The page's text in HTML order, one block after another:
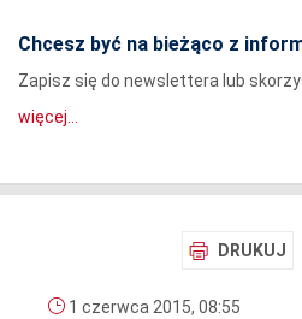
Chcesz być na bieżąco z
Zapisz się do newslettera lub
więcej...
DRUKUJ
1 czerwca 2015, 08:55